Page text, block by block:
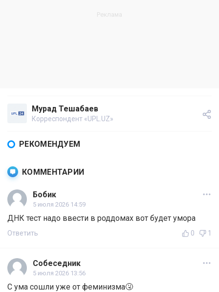
Мурад Тешабаев
Корреспондент «UPL.UZ»
РЕКОМЕНДУЕМ
КОММЕНТАРИИ
Бобик
5 июля 2026 14:59
ДНК тест надо ввести в роддомах вот будет умора
Ответить 0 1
Собеседник
5 июля 2026 13:56
С ума сошли уже от феминизма🤧